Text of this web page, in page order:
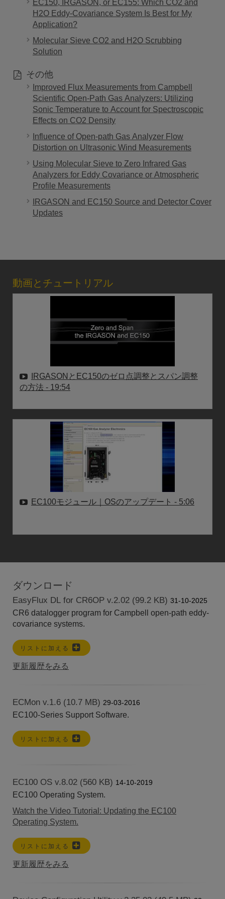
EC150, IRGASON, or EC155: Which CO2 and
H2O Eddy-Covariance System Is Best for My
Application?
Molecular Sieve CO2 and H2O Scrubbing
Solution
その他
Improved Flux Measurements from Campbell
Scientific Open-Path Gas Analyzers: Utilizing
Sonic Temperature to Account for Spectroscopic
Effects on CO2 Density
Influence of Open-path Gas Analyzer Flow
Distortion on Ultrasonic Wind Measurements
Using Molecular Sieve to Zero Infrared Gas
Analyzers for Eddy Covariance or Atmospheric
Profile Measurements
IRGASON and EC150 Source and Detector Cover
Updates
動画とチュートリアル
IRGASONとEC150のゼロ点調整とスパン調整
の方法 - 19:54
EC100モジュール｜OSのアップデート - 5:06
ダウンロード
EasyFlux DL for CR6OP v.2.02 (99.2 KB) 31-10-2025
CR6 datalogger program for Campbell open-path eddy-
covariance systems.
リストに加える
更新履歴をみる
ECMon v.1.6 (10.7 MB) 29-03-2016
EC100-Series Support Software.
リストに加える
EC100 OS v.8.02 (560 KB) 14-10-2019
EC100 Operating System.
Watch the Video Tutorial: Updating the EC100
Operating System.
リストに加える
更新履歴をみる